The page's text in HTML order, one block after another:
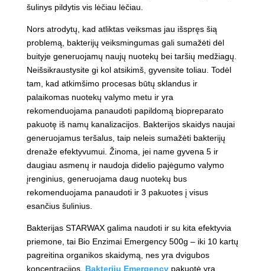
šulinys pildytis vis lėčiau lėčiau.
Nors atrodytų, kad atliktas veiksmas jau išspręs šią
problemą, bakterijų veiksmingumas gali sumažėti dėl
buityje generuojamų naujų nuotekų bei taršių medžiagų.
Neišsikraustysite gi kol atsikimš, gyvensite toliau. Todėl
tam, kad atkimšimo procesas būtų sklandus ir
palaikomas nuotekų valymo metu ir yra
rekomenduojama panaudoti papildomą biopreparato
pakuotę iš namų kanalizacijos. Bakterijos skaidys naujai
generuojamus teršalus, taip neleis sumažėti bakterijų
drenaže efektyvumui. Žinoma, jei name gyvena 5 ir
daugiau asmenų ir naudoja didelio pajėgumo valymo
įrenginius, generuojama daug nuotekų bus
rekomenduojama panaudoti ir 3 pakuotes į visus
esančius šulinius.
Bakterijas STARWAX galima naudoti ir su kita efektyvia
priemone, tai Bio Enzimai Emergency 500g – iki 10 kartų
pagreitina organikos skaidymą, nes yra dvigubos
koncentracijos. Bakterijų Emergencypakuotė yra